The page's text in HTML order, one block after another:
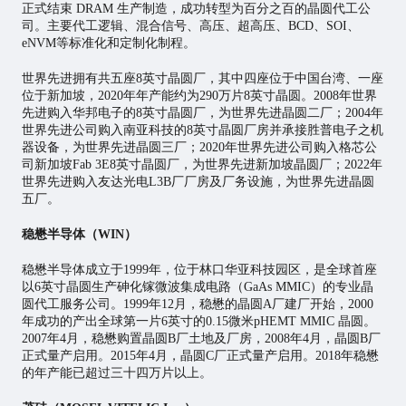
正式结束 DRAM 生产制造，成功转型为百分之百的晶圆代工公
司。主要代工逻辑、混合信号、高压、超高压、BCD、SOI、
eNVM等标准化和定制化制程。
世界先进拥有共五座8英寸晶圆厂，其中四座位于中国台湾、一座
位于新加坡，2020年年产能约为290万片8英寸晶圆。2008年世界
先进购入华邦电子的8英寸晶圆厂，为世界先进晶圆二厂；2004年
世界先进公司购入南亚科技的8英寸晶圆厂房并承接胜普电子之机
器设备，为世界先进晶圆三厂；2020年世界先进公司购入格芯公
司新加坡Fab 3E8英寸晶圆厂，为世界先进新加坡晶圆厂；2022年
世界先进购入友达光电L3B厂厂房及厂务设施，为世界先进晶圆
五厂。
稳懋半导体（WIN）
稳懋半导体成立于1999年，位于林口华亚科技园区，是全球首座
以6英寸晶圆生产砷化镓微波集成电路（GaAs MMIC）的专业晶
圆代工服务公司。1999年12月，稳懋的晶圆A厂建厂开始，2000
年成功的产出全球第一片6英寸的0.15微米pHEMT MMIC 晶圆。
2007年4月，稳懋购置晶圆B厂土地及厂房，2008年4月，晶圆B厂
正式量产启用。2015年4月，晶圆C厂正式量产启用。2018年稳懋
的年产能已超过三十四万片以上。